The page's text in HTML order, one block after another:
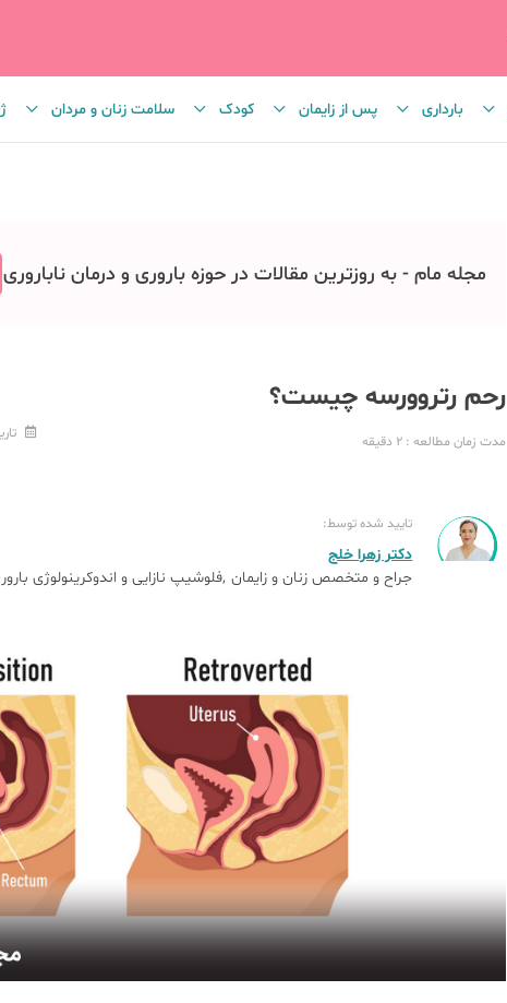
بارداری پس از زایمان کودک سلامت زنان و مردان
مجله مام - به روزترین مقالات در حوزه باروری و درمان ناباروری
رحم رتروورسه چیست؟
مدت زمان مطالعه: 2 دقیقه
تایید شده توسط:
دکتر زهرا خلج
جراح و متخصص زنان و زایمان فلوشیپ نازایی و اندوکرینولوژی